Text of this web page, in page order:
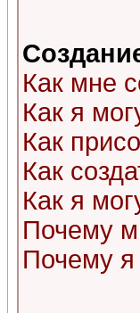
Как мне
Как я
Как
Как
Как я
Почему
Почему я